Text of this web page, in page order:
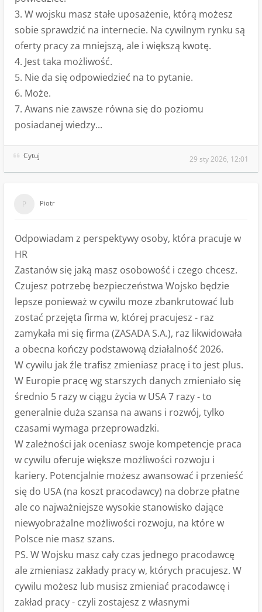
3. W wojsku masz stałe uposażenie, którą możesz
sobie sprawdzić na internecie. Na cywilnym rynku są
oferty pracy za mniejszą, ale i większą kwotę.
4. Jest taka możliwość.
5. Nie da się odpowiedzieć na to pytanie.
6. Może.
7. Awans nie zawsze równa się do poziomu
posiadanej wiedzy...
Cytuj 29 sty 2026, 12:01
Piotr
Odpowiadam z perspektywy osoby, która pracuje w
HR
Zastanów się jaką masz osobowość i czego chcesz.
Czujesz potrzebę bezpieczeństwa Wojsko będzie
lepsze ponieważ w cywilu moze zbankrutować lub
zostać przejęta firma w, której pracujesz - raz
zamykała mi się firma (ZASADA S.A.), raz likwidowała
a obecna kończy podstawową działalność 2026.
W cywilu jak źle trafisz zmieniasz pracę i to jest plus.
W Europie pracę wg starszych danych zmieniało się
średnio 5 razy w ciągu życia w USA 7 razy - to
generalnie duża szansa na awans i rozwój, tylko
czasami wymaga przeprowadzki.
W zależności jak oceniasz swoje kompetencje praca
w cywilu oferuje większe możliwości rozwoju i
kariery. Potencjalnie możesz awansować i przenieść
się do USA (na koszt pracodawcy) na dobrze płatne
ale co najważniejsze wysokie stanowisko dające
niewyobrażalne możliwości rozwoju, na które w
Polsce nie masz szans.
PS. W Wojsku masz cały czas jednego pracodawcę
ale zmieniasz zakłady pracy w, których pracujesz. W
cywilu możesz lub musisz zmieniać pracodawcę i
zakład pracy - czyli zostajesz z własnymi